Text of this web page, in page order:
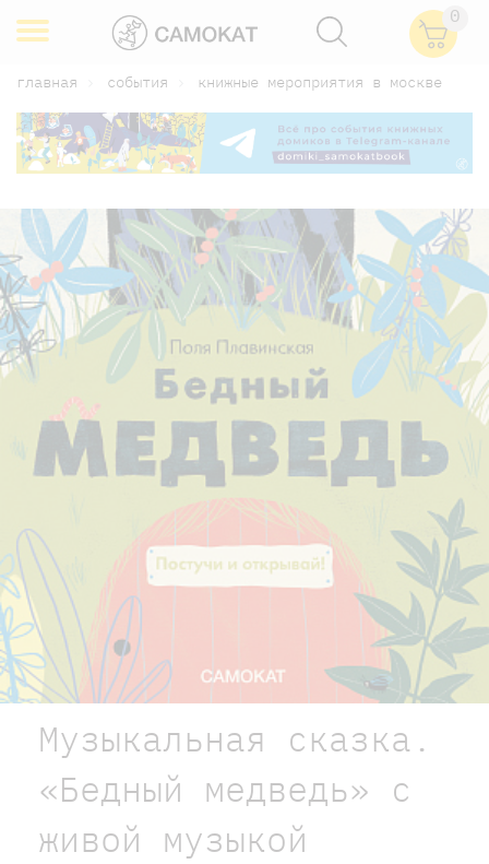
0
главная события книжные мероприятия в москве
Музыкальная сказка.
«Бедный медведь» с
живой музыкой